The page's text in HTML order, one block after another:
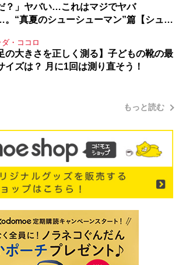
？」ヤバい…これはマジでヤバ
。“真夏のシューシューマン”篇【シュー
ダ・ココロ
の大きさを正しく測る】子どもの靴の最
イズは？ 月に1回は測り直そう！
もっと読む